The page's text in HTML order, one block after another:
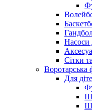
Насоси
Сітки
Воротарська
Для